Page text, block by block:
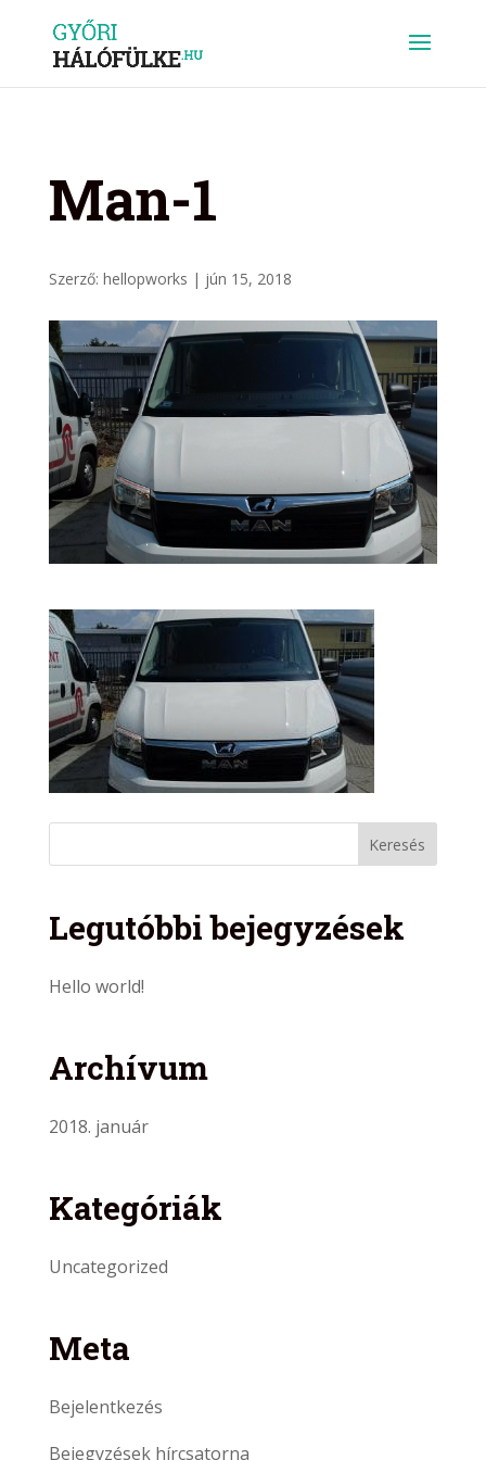
Man-1
Szerző: hellopworks | jún 15, 2018
Legutóbbi bejegyzések
Hello world!
Archívum
2018. január
Kategóriák
Uncategorized
Meta
Bejelentkezés
Bejegyzések hírcsatorna